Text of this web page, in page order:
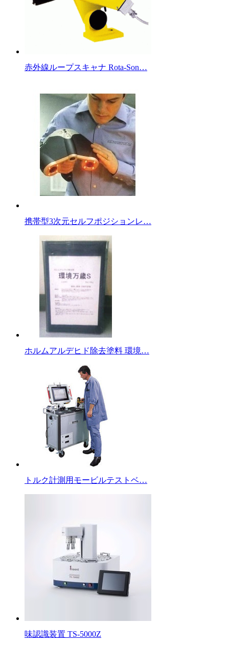
赤外線ループスキャナ Rota-Son…
携帯型3次元セルフポジションレ…
ホルムアルデヒド除去塗料 環境…
トルク計測用モービルテストベ…
味認識装置 TS-5000Z